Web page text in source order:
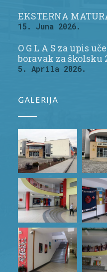
EKSTERNA
15. Juna 2026.
O G L A S za upis
boravak za školsku
5. Aprila 2026.
GALERIJA